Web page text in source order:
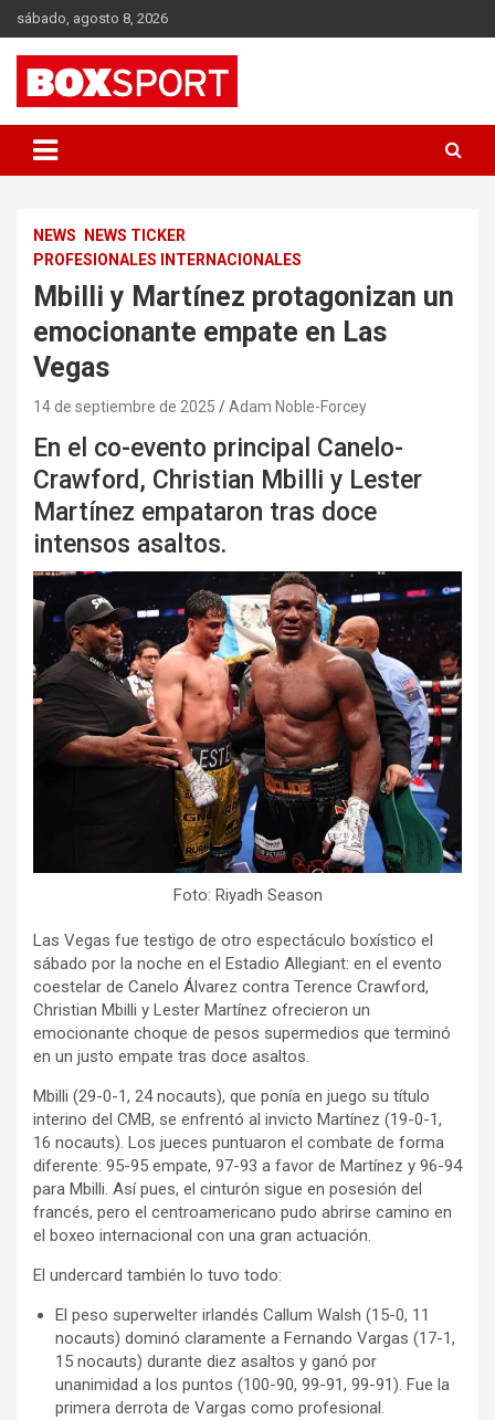
Skip
to
content
sábado, agosto 8, 2026
BOXSPORT
NEWS
NEWS TICKER
PROFESIONALES INTERNACIONALES
Mbilli y Martínez protagonizan un
emocionante empate en Las
Vegas
14 de septiembre de 2025 Adam Noble-Forcey
En el co-evento principal Canelo-
Crawford, Christian Mbilli y Lester
Martínez empataron tras doce
intensos asaltos.
Foto: Riyadh Season
Las Vegas fue testigo de otro espectáculo boxístico el
sábado por la noche en el Estadio Allegiant: en el evento
coestelar de Canelo Álvarez contra Terence Crawford,
Christian Mbilli y Lester Martínez ofrecieron un
emocionante choque de pesos supermedios que terminó
en un justo empate tras doce asaltos.
Mbilli (29-0-1, 24 nocauts), que ponía en juego su título
interino del CMB, se enfrentó al invicto Martínez (19-0-1,
16 nocauts). Los jueces puntuaron el combate de forma
diferente: 95-95 empate, 97-93 a favor de Martínez y 96-94
para Mbilli. Así pues, el cinturón sigue en posesión del
francés, pero el centroamericano pudo abrirse camino en
el boxeo internacional con una gran actuación.
El undercard también lo tuvo todo:
El peso superwelter irlandés Callum Walsh (15-0, 11
nocauts) dominó claramente a Fernando Vargas (17-1,
15 nocauts) durante diez asaltos y ganó por
unanimidad a los puntos (100-90, 99-91, 99-91). Fue la
primera derrota de Vargas como profesional.